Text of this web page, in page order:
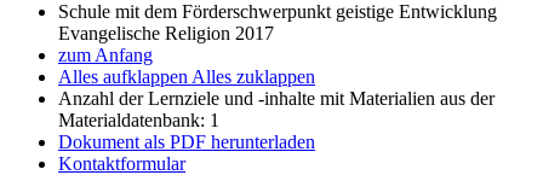
Schule mit dem Förderschwerpunkt geistige Entwicklung
Evangelische Religion 2017
zum Anfang
Alles aufklappen Alles zuklappen
Anzahl der Lernziele und -inhalte mit Materialien aus der
Materialdatenbank: 1
Dokument als PDF herunterladen
Kontaktformular